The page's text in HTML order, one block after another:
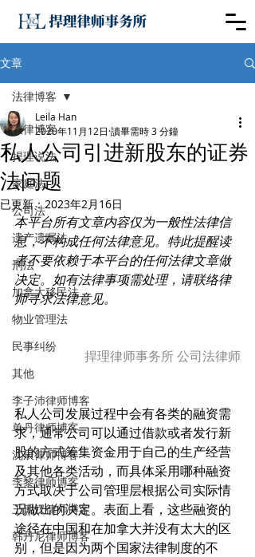
文章
法律博客
捍理说法
家庭法
公司法
遗产遗嘱法
刑法
加拿大移民法
物业管理法
民事纠纷
其他
李子沛律师博客
单丹律师博客
沈辰律师博客
李黎律师博客
王期汉律师博客
韩丹尼律师博客
法律博客
私人公司引进新股东的证券
法问题
Leila Han
2020年11月12日 讀畢需時 3 分鐘
已更新：2023年2月16日
本平台所有文章内容仅为一般性法律信
息，不构成任何法律意见。特此提醒读
者不要依赖于本平台的任何法律文章做
决定。如有法律事项需处理，请联络律
师寻求法律意见。
捍理律师事务所 公司法律师
私人公司发展过程中会有各类的融资需
求，通常公司可以通过借款或者发行新
股的方式筹集资金用于自己的生产经营
及其他各类活动，而具体采用哪种融资
方式取决于公司管理层根据公司实际情
况做出的决定。表面上看，这些融资的
途径在中国和在加拿大并没有太大的区
别，但是因为两个国家法律制度的不